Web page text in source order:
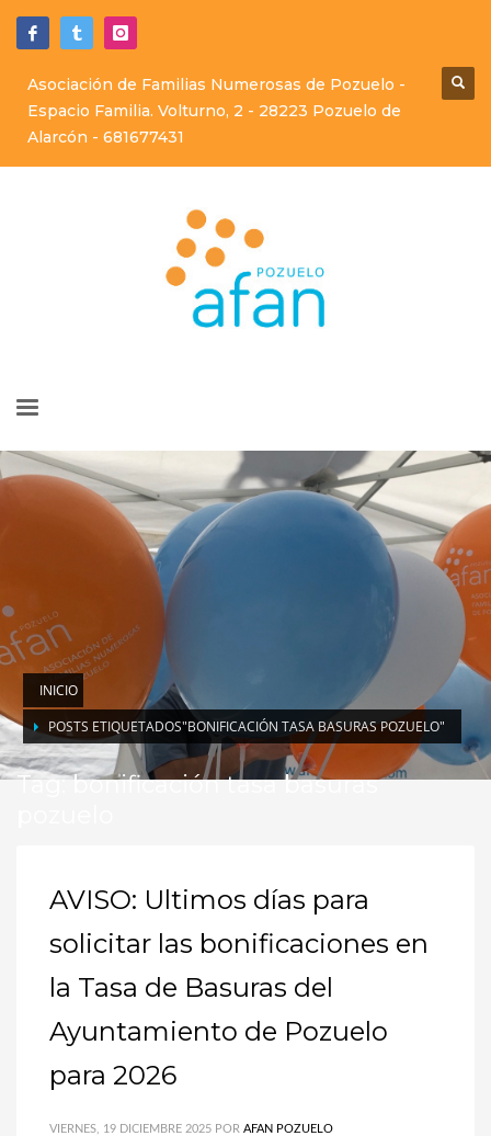
Asociación de Familias Numerosas de Pozuelo -
Espacio Familia. Volturno, 2 - 28223 Pozuelo de
Alarcón - 681677431
INICIO
POSTS ETIQUETADOS"BONIFICACIÓN TASA BASURAS POZUELO"
Tag: bonificación tasa basuras
AVISO: Ultimos días para
solicitar las bonificaciones en
la Tasa de Basuras del
Ayuntamiento de Pozuelo
para 2026
VIERNES, 19 DICIEMBRE 2025 POR AFAN POZUELO